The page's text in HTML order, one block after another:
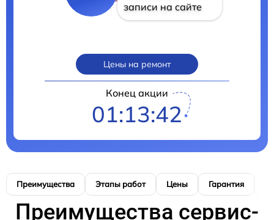
записи на сайте
Цены на ремонт
Конец акции
01:13:41
Преимущества Этапы работ Цены Гарантия
Преимущества сервис-